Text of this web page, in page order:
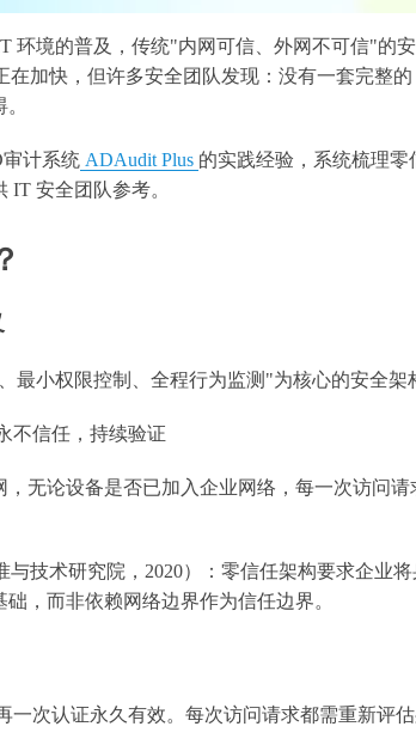
环境的普及，传统"内网可信、外网不可信"的
在加快，但许多安全团队发现：没有一套完整
审计系统 ADAudit Plus 的实践经验，系统梳理
IT 安全团队参考。
最小权限控制、全程行为监测"为核心的安全架
不信任，持续验证
无论设备是否已加入企业网络，每一次访问
与技术研究院，2020）：零信任架构要求企业
，而非依赖网络边界作为信任边界。
次认证永久有效。每次访问请求都需重新评估